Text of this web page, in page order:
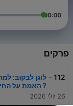
00:00
פרקים
112
- לוגן לבקוב:
? האמת על
26 יולי 2026